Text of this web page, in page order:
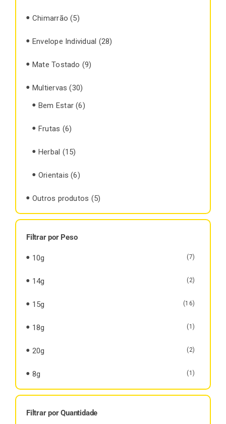
Chimarrão (5)
Envelope Individual (28)
Mate Tostado (9)
Multiervas (30)
Bem Estar (6)
Frutas (6)
Herbal (15)
Orientais (6)
Outros produtos (5)
Filtrar por Peso
10g (7)
14g (2)
15g (16)
18g (1)
20g (2)
8g (1)
Filtrar por Quantidade